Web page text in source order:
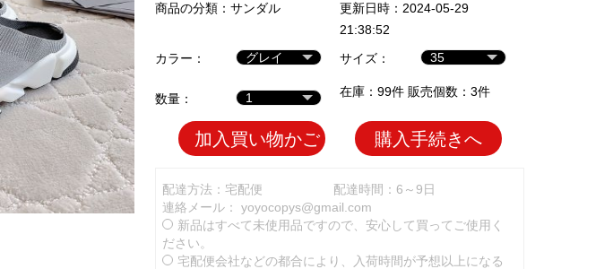
商品の分類： サンダル
更新日時：2024-05-29
21:38:52
カラー：
サイズ：
数量： 在庫：99件 販売個数：3件
加入買い物かご 購入手続きへ
配達方法：宅配便
配達時間：6～9日
連絡メール： yoyocopys@gmail.com
新品はすべて未使用品ですので、安心して買ってご使用く
ださい。
宅配便会社などの都合により、入荷時間が予想以上になる